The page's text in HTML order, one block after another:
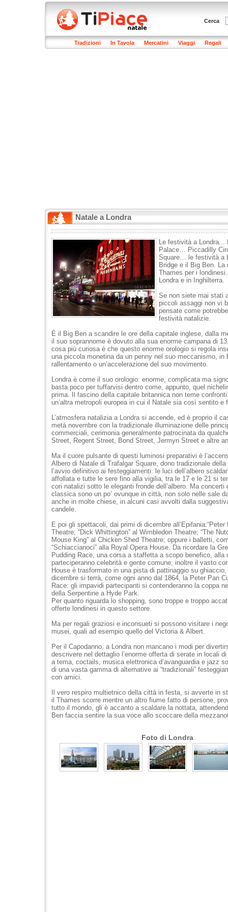
Cerca
Tradizioni In Tavola Mercatini Viaggi Regali
Natale a Londra
Le festività a Londra...
Palace… Piccadilly
Square… le festività a
Bridge e il Big Ben. La
Thames per i
Londra e in Inghilterra.
Se non siete mai stati
piccoli assaggi non vi
pensate come
festività natalizie.
È il Big Ben a scandire le ore della capitale inglese, dalla
il suo soprannome è dovuto alla sua enorme campana di
cosa più curiosa è che questo enorme orologio si regola
una piccola monetina da un penny nel suo meccanismo, in
rallentamento o un’accelerazione del suo movimento.
Londra è come il suo orologio: enorme, complicata ma
basta poco per tuffarvisi dentro come, appunto, quel
prima. Il fascino della capitale britannica non teme
un’altra metropoli europea in cui il Natale sia così sentito e
L’atmosfera natalizia a Londra si accende, ed è proprio il
metà novembre con la tradizionale illuminazione delle
commerciali, cerimonia generalmente patrocinata da
Street, Regent Street, Bond Street, Jermyn Street e altre
Ma il cuore pulsante di questi luminosi preparativi è
Albero di Natale di Trafalgar Square, dono tradizionale
l’avvio definitivo ai festeggiamenti: le luci dell’albero
affollata e tutte le sere fino alla vigilia, tra le 17 e le 21 si
cori natalizi sotto le eleganti fronde dell’albero. Ma concerti
classica sono un po’ ovunque in città, non solo nelle sale
anche in molte chiese, in alcuni casi avvolti dalla
candele.
E poi gli spettacoli, dai primi di dicembre all’Epifania:“Peter
Theatre; “Dick Whittington” al Wimbledon Theatre; “The
Mouse King” al Chicken Shed Theatre; oppure i balletti,
“Schiaccianoci” alla Royal Opera House. Da ricordare la
Pudding Race, una corsa a staffetta a scopo benefico, alla
parteciperanno celebrità e gente comune; inoltre il vasto
House è trasformato in una pista di pattinaggio su
dicembre si terrà, come ogni anno dal 1864, la Peter Pan
Race: gli impavidi partecipanti si contenderanno la coppa
della Serpentine a Hyde Park.
Per quanto riguarda lo shopping, sono troppe e troppo
offerte londinesi in questo settore.
Ma per regali graziosi e inconsueti si possono visitare i
musei, quali ad esempio quello del Victoria & Albert.
Per il Capodanno, a Londra non mancano i modi per
descrivere nel dettaglio l’enorme offerta di serate in locali
a tema, coctails, musica elettronica d’avanguardia e jazz
di una vasta gamma di alternative ai “tradizionali”
con amici.
Il vero respiro multietnico della città in festa, si avverte in
il Thames scorre mentre un altro fiume fatto di persone,
tutto il mondo, gli è accanto a scaldare la nottata,
Ben faccia sentire la sua voce allo scoccare della
Foto di Londra